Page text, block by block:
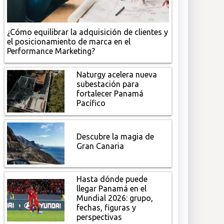
¿Cómo equilibrar la adquisición de clientes y
el posicionamiento de marca en el
Performance Marketing?
Naturgy acelera nueva
subestación para
fortalecer Panamá
Pacífico
Descubre la magia de
Gran Canaria
Hasta dónde puede
llegar Panamá en el
Mundial 2026: grupo,
fechas, figuras y
perspectivas